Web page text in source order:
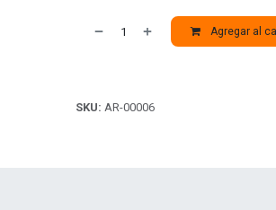
Agregar al
SKU: AR-00006